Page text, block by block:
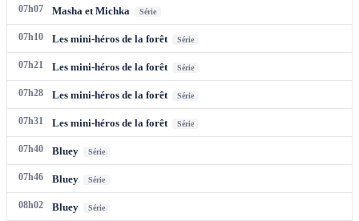
07h07 Masha et Michka Série
07h10 Les mini-héros de la forêt Série
07h21 Les mini-héros de la forêt Série
07h28 Les mini-héros de la forêt Série
07h31 Les mini-héros de la forêt Série
07h40 Bluey Série
07h46 Bluey Série
08h02 Bluey Série